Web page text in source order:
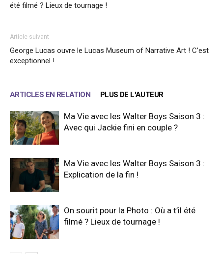
été filmé ? Lieux de tournage !
Article suivant
George Lucas ouvre le Lucas Museum of Narrative Art ! C’est
exceptionnel !
ARTICLES EN RELATION PLUS DE L'AUTEUR
Ma Vie avec les Walter Boys Saison 3 :
Avec qui Jackie fini en couple ?
Ma Vie avec les Walter Boys Saison 3 :
Explication de la fin !
On sourit pour la Photo : Où a t’il été
filmé ? Lieux de tournage !